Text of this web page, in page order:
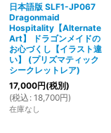
日本語版 SLF1-JP067
Dragonmaid
Hospitality【Alternate
Art】 ドラゴンメイドの
お心づくし【イラスト違
い】 (プリズマティック
シークレットレア)
17,000円(税別)
(税込 : 18,700円)
在庫なし